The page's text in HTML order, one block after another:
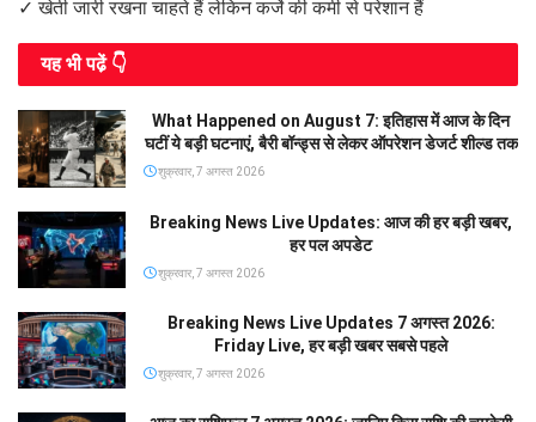
✓ खेती जारी रखना चाहते हैं लेकिन कर्जे की कमी से परेशान हैं
यह भी पढे़ं 👇
What Happened on August 7: इतिहास में आज के दिन
घटीं ये बड़ी घटनाएं, बैरी बॉन्ड्स से लेकर ऑपरेशन डेजर्ट शील्ड तक
शुक्रवार, 7 अगस्त 2026
Breaking News Live Updates: आज की हर बड़ी खबर,
हर पल अपडेट
शुक्रवार, 7 अगस्त 2026
Breaking News Live Updates 7 अगस्त 2026:
Friday Live, हर बड़ी खबर सबसे पहले
शुक्रवार, 7 अगस्त 2026